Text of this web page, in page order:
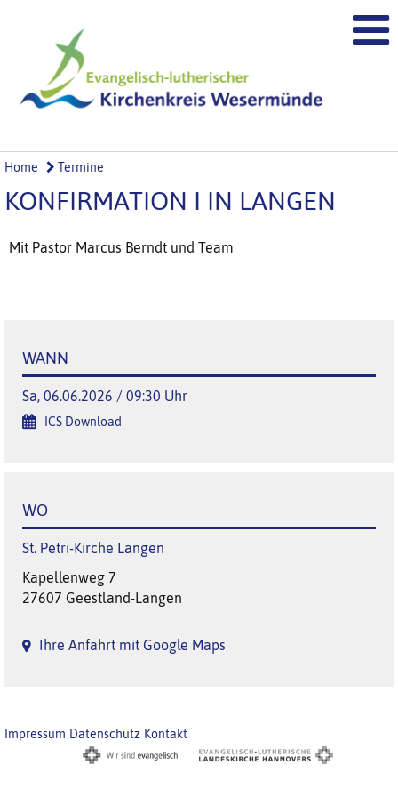
Home Termine
KONFIRMATION I IN LANGEN
Mit Pastor Marcus Berndt und Team
WANN
Sa, 06.06.2026 / 09:30 Uhr
ICS Download
WO
St. Petri-Kirche Langen
Kapellenweg 7
27607 Geestland-Langen
Ihre Anfahrt mit Google Maps
Impressum Datenschutz Kontakt